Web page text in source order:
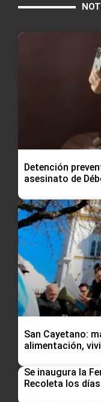
Detención
asesinato de
San Cayetano:
alimentación,
Se inaugura la
Recoleta los